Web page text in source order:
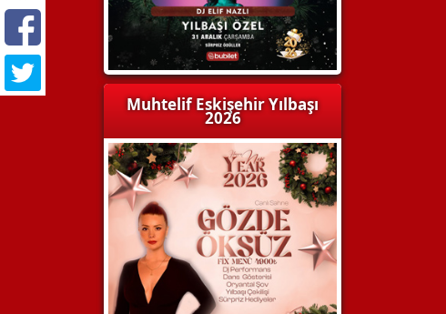
Muhtelif Eskişehir Yılbaşı
2026